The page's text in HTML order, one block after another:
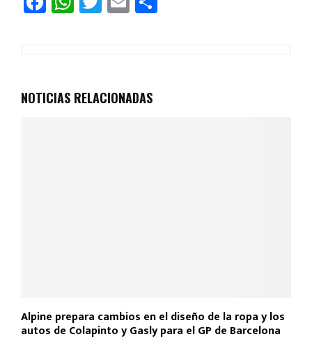
o
A
NOTICIAS RELACIONADAS
Alpine prepara cambios en el diseño de la ropa y los
autos de Colapinto y Gasly para el GP de Barcelona